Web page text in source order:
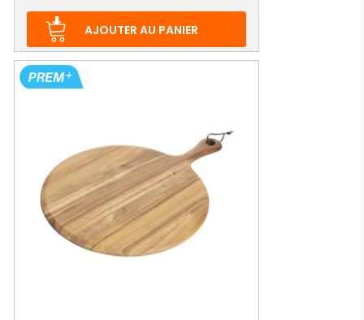
base
AJOUTER AU PANIER